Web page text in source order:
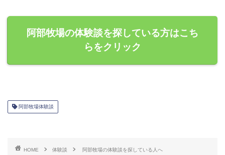
阿部牧場の体験談を探している方はこち
らをクリック
阿部牧場体験談
HOME 体験談 阿部牧場の体験談を探している人へ